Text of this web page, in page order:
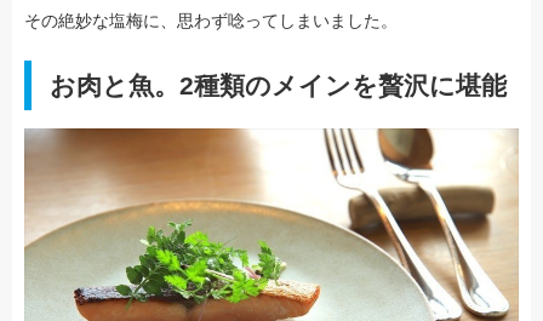
その絶妙な塩梅に、思わず唸ってしまいました。
お肉と魚。2種類のメインを贅沢に堪能